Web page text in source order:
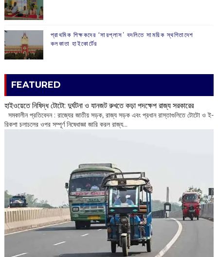
প্রাথমিক শিক্ষকদের ‘সারপ্লাস’ বদলিতে সাময়িক স্থগিতাদেশ
কলকাতা হাইকোর্টের
FEATURED
হাইওয়েতে নিষিদ্ধ টোটো: দুর্ঘটনা ও যানজট রুখতে কড়া পদক্ষেপ রাজ্য সরকারের
সমকালীন প্রতিবেদন : রাজ্যের জাতীয় সড়ক, রাজ্য সড়ক এবং প্রধান রাস্তাগুলিতে টোটো ও ই-
রিকশা চলাচলের ওপর সম্পূর্ণ নিষেধাজ্ঞা জারি করল রাজ্য...